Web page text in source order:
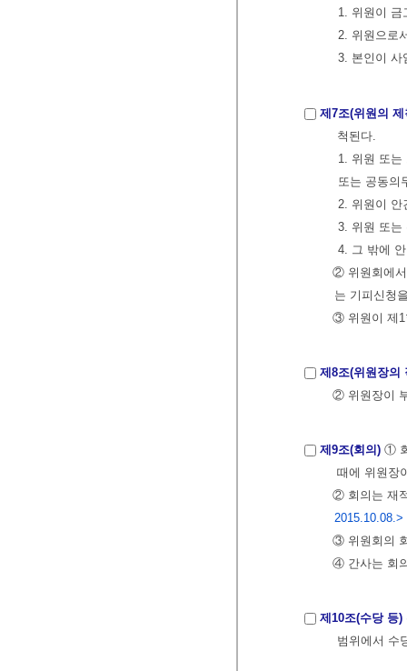
1. 위원이
2. 위원으로
3. 본인이
제7조(위원의
척된다.
1. 위원 또는
또는 공동의
2. 위원이
3. 위원 또는
4. 그 밖에
② 위원회에서
는 기피신청
③ 위원이 제1
제8조(위원장의
② 위원장이
제9조(회의) ①
때에 위원장
② 회의는 재
2015.10.08.>
③ 위원회의
④ 간사는 회
제10조(수당 등)
범위에서 수